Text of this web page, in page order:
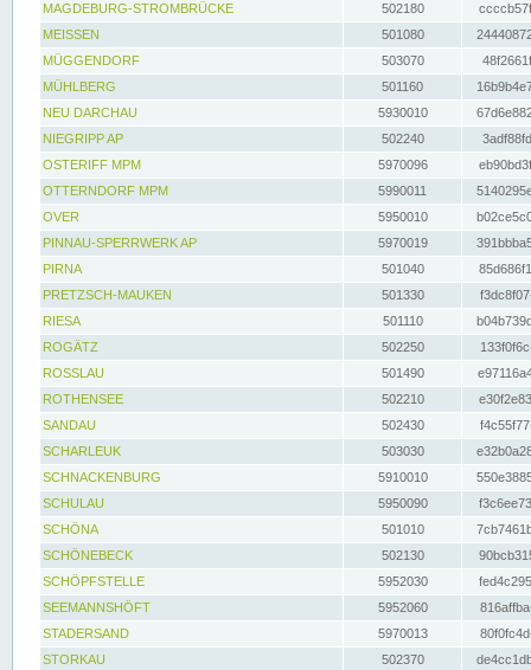
MAGDEBURG-STROMBRÜCKE
502180
MEISSEN
501080
MÜGGENDORF
503070
MÜHLBERG
501160
NEU DARCHAU
5930010
NIEGRIPP AP
502240
OSTERIFF MPM
5970096
OTTERNDORF MPM
5990011
OVER
5950010
PINNAU-SPERRWERK AP
5970019
PIRNA
501040
PRETZSCH-MAUKEN
501330
RIESA
501110
ROGÄTZ
502250
ROSSLAU
501490
ROTHENSEE
502210
SANDAU
502430
SCHARLEUK
503030
SCHNACKENBURG
5910010
SCHULAU
5950090
SCHÖNA
501010
SCHÖNEBECK
502130
SCHÖPFSTELLE
5952030
SEEMANNSHÖFT
5952060
STADERSAND
5970013
STORKAU
502370